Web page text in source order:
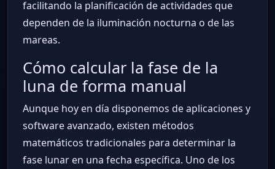
facilitando la planificación de actividades que
dependen de la iluminación nocturna o de las
mareas.
Cómo calcular la fase de la
luna de forma manual
Aunque hoy en día disponemos de aplicaciones y
software avanzado, existen métodos
matemáticos tradicionales para determinar la
fase lunar en una fecha específica. Uno de los